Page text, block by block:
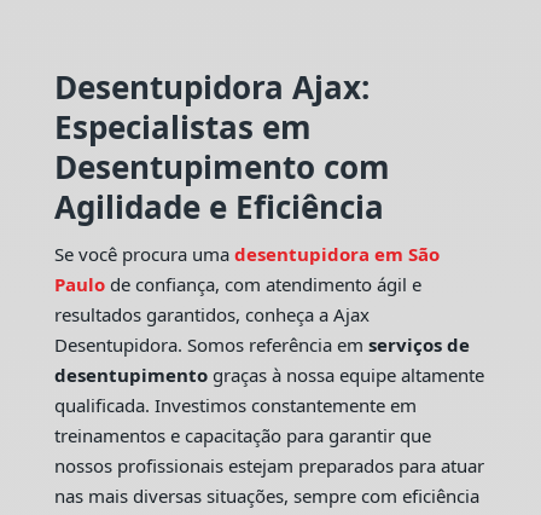
Desentupidora Ajax:
Especialistas em
Desentupimento com
Agilidade e Eficiência
Se você procura uma desentupidora em São
Paulo de confiança, com atendimento ágil e
resultados garantidos, conheça a Ajax
Desentupidora. Somos referência em serviços de
desentupimentograças à nossa equipe altamente
qualificada. Investimos constantemente em
treinamentos e capacitação para garantir que
nossos profissionais estejam preparados para atuar
nas mais diversas situações, sempre com eficiência